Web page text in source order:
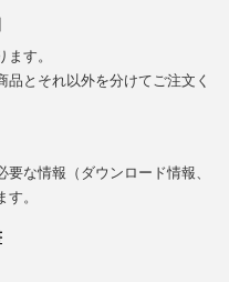
す。
とそれ以外を分けてご注文く
な情報（ダウンロード情報、
。